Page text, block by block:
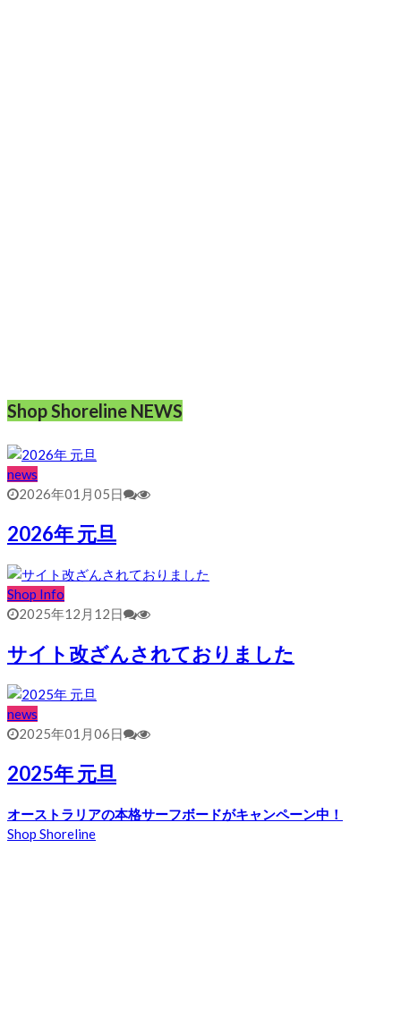
Shop Shoreline NEWS
news
2026年01月05日
2026年 元旦
Shop Info
2025年12月12日
サイト改ざんされておりました
news
2025年01月06日
2025年 元旦
オーストラリアの本格サーフボードがキャンペーン中！
Shop Shoreline